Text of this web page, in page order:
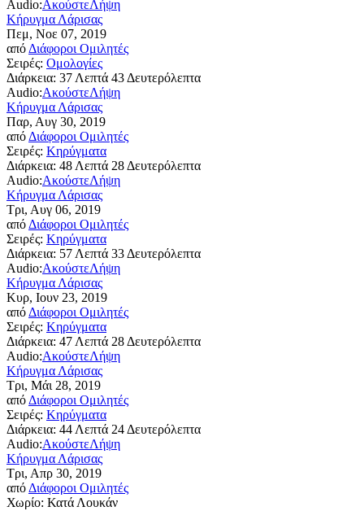
Audio:ΑκούστεΛήψη
Κήρυγμα Λάρισας
Πεμ, Νοε 07, 2019
από Διάφοροι Ομιλητές
Σειρές: Ομολογίες
Διάρκεια: 37 Λεπτά 43 Δευτερόλεπτα
Audio:ΑκούστεΛήψη
Κήρυγμα Λάρισας
Παρ, Αυγ 30, 2019
από Διάφοροι Ομιλητές
Σειρές: Κηρύγματα
Διάρκεια: 48 Λεπτά 28 Δευτερόλεπτα
Audio:ΑκούστεΛήψη
Κήρυγμα Λάρισας
Τρι, Αυγ 06, 2019
από Διάφοροι Ομιλητές
Σειρές: Κηρύγματα
Διάρκεια: 57 Λεπτά 33 Δευτερόλεπτα
Audio:ΑκούστεΛήψη
Κήρυγμα Λάρισας
Κυρ, Ιουν 23, 2019
από Διάφοροι Ομιλητές
Σειρές: Κηρύγματα
Διάρκεια: 47 Λεπτά 28 Δευτερόλεπτα
Audio:ΑκούστεΛήψη
Κήρυγμα Λάρισας
Τρι, Μάι 28, 2019
από Διάφοροι Ομιλητές
Σειρές: Κηρύγματα
Διάρκεια: 44 Λεπτά 24 Δευτερόλεπτα
Audio:ΑκούστεΛήψη
Κήρυγμα Λάρισας
Τρι, Απρ 30, 2019
από Διάφοροι Ομιλητές
Χωρίο: Κατά Λουκάν